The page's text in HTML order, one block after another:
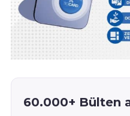
60.000+ Bülten